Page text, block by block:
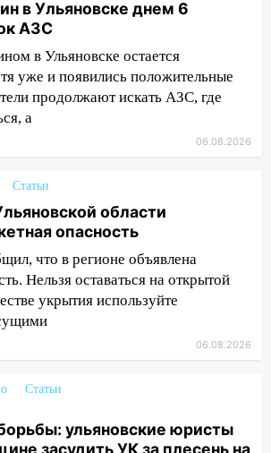
готовы
если им
ДТП и получили
рублей: перед
банда
произошел крупный пожар
защитили репутацию
необоснованно
обращении с
на «льготниках»: в
перевозчик
алиментщик накопил
в Ульяновске днем 6
АЗС
в Ульяновске остается
уже и появились положительные
продолжают искать АЗС, где
а
06.08.2026
Статьи
области
опасность
что в регионе объявлена
Нельзя оставаться на открытой
укрытия используйте
06.08.2026
Статьи
ульяновские юристы
засудить УК за плесень на